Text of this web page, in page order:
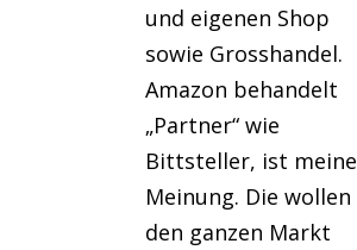
und eigenen Shop
sowie Grosshandel.
Amazon behandelt
„Partner“ wie
Bittsteller, ist meine
Meinung. Die wollen
den ganzen Markt